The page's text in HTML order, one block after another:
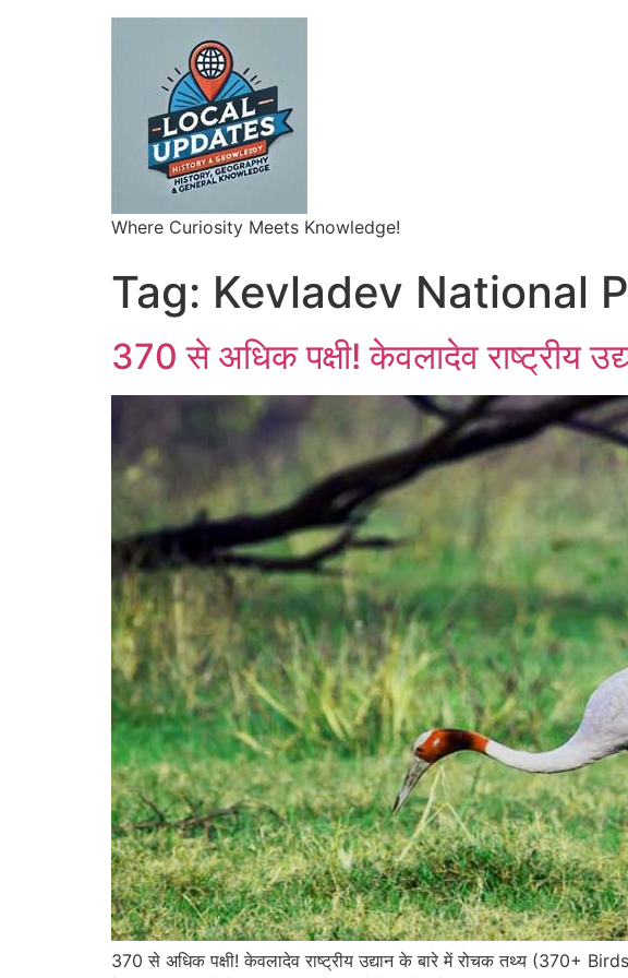
Where Curiosity Meets Knowledge!
Tag: Kevladev National
370 से अधिक पक्षी! केवलादेव राष्ट्रीय
370 से अधिक पक्षी! केवलादेव राष्ट्रीय उद्यान के बारे में रोचक तथ्य (370+